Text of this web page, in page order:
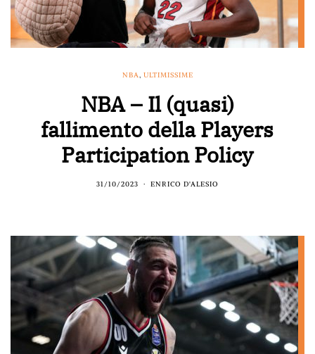
NBA, ULTIMISSIME
NBA – Il (quasi)
fallimento della Players
Participation Policy
31/10/2023 ENRICO D'ALESIO